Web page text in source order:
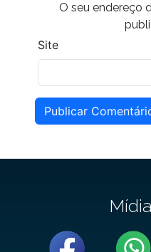
O seu endereço
Site
Publicar